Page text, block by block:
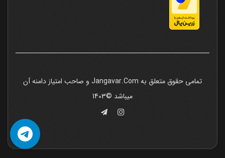
تمامی حقوق متعلق به Jangavar.Com و صاحب امتیاز دامنه آن
میباشد ©1403